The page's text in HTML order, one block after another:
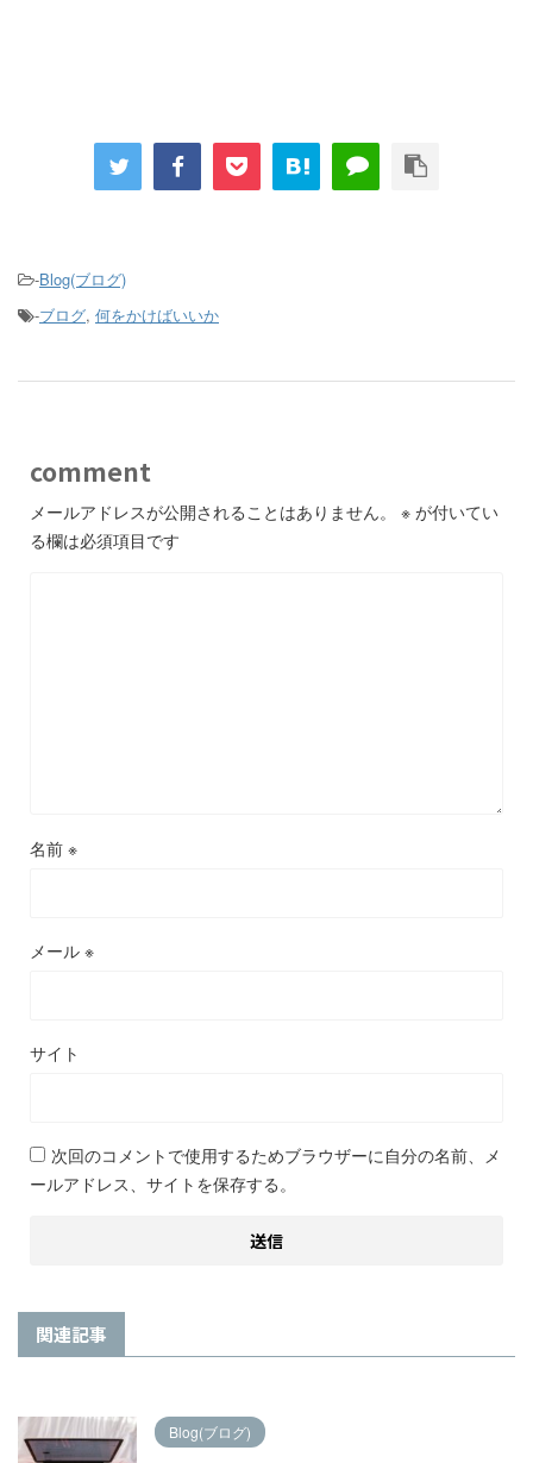
-Blog(ブログ)
-ブログ, 何をかけばいいか
comment
メールアドレスが公開されることはありません。 ※ が付いてい
る欄は必須項目です
名前 ※
メール ※
サイト
次回のコメントで使用するためブラウザーに自分の名前、メ
ールアドレス、サイトを保存する。
関連記事
Blog(ブログ)